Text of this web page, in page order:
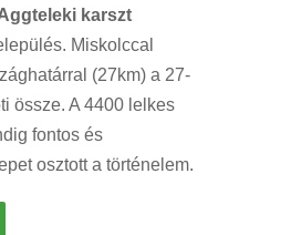
karszt
Miskolccal
(27km) a 27-
össze. A 4400 lelkes
fontos és
osztott a történelem.